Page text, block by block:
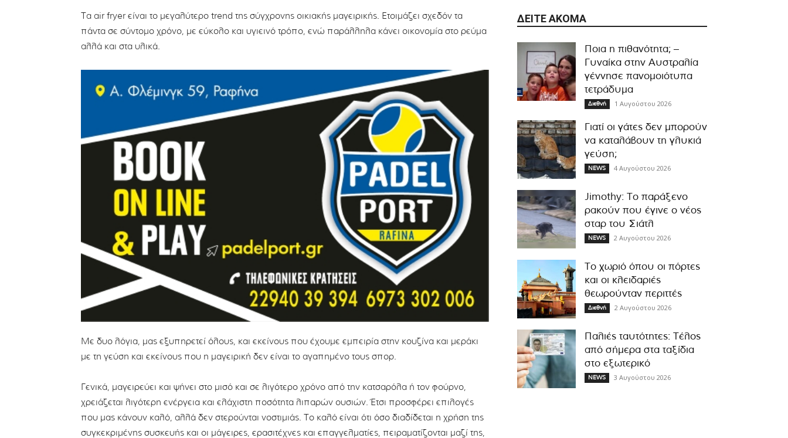
Tα air fryer είναι το μεγαλύτερο trend της σύγχρονης οικιακής μαγειρικής. Ετοιμάζει σχεδόν τα
πάντα σε σύντομο χρόνο, με εύκολο και υγιεινό τρόπο, ενώ παράλληλα κάνει οικονομία στο ρεύμα
αλλά και στα υλικά.
Με δυο λόγια, μας εξυπηρετεί όλους, και εκείνους που έχουμε εμπειρία στην κουζίνα και μεράκι
με τη γεύση και εκείνους που η μαγειρική δεν είναι το αγαπημένο τους σπορ.
Γενικά, μαγειρεύει και ψήνει στο μισό και σε λιγότερο χρόνο από την κατσαρόλα ή τον φούρνο,
χρειάζεται λιγότερη ενέργεια και ελάχιστη ποσότητα λιπαρών ουσιών. Έτσι προσφέρει επιλογές
που μας κάνουν καλό, αλλά δεν στερούνται νοστιμιάς. Το καλό είναι ότι όσο διαδίδεται η χρήση της
συγκεκριμένης συσκευής και οι μάγειρες, ερασιτέχνες και επαγγελματίες, πειραματίζονται μαζί της,
ΔΕΊΤΕ ΑΚΌΜΑ
Ποια η πιθανότητα; –
Γυναίκα στην Αυστραλία
γέννησε πανομοιότυπα
τετράδυμα
Διεθνή 1 Αυγούστου 2026
Γιατί οι γάτες δεν μπορούν
να καταλάβουν τη γλυκιά
γεύση;
NEWS 4 Αυγούστου 2026
Jimothy: Το παράξενο
ρακούν που έγινε ο νέος
σταρ του Σιάτλ
NEWS 2 Αυγούστου 2026
Το χωριό όπου οι πόρτες
και οι κλειδαριές
θεωρούνταν περιττές
Διεθνή 2 Αυγούστου 2026
Παλιές ταυτότητες: Τέλος
από σήμερα στα ταξίδια
στο εξωτερικό
NEWS 3 Αυγούστου 2026